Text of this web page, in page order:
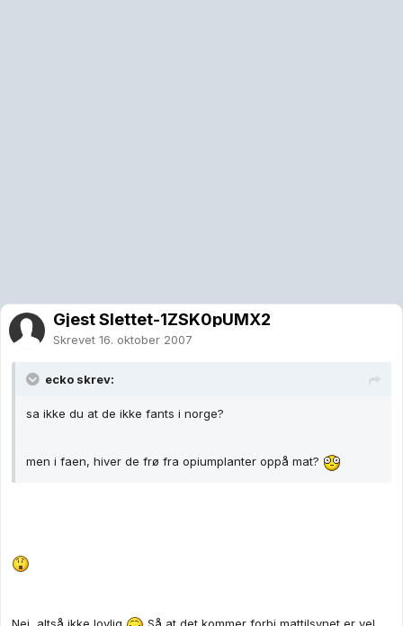
Gjest Slettet-1ZSK0pUMX2
Skrevet 16. oktober 2007
ecko skrev:
sa ikke du at de ikke fants i norge?
men i faen, hiver de frø fra opiumplanter oppå mat?